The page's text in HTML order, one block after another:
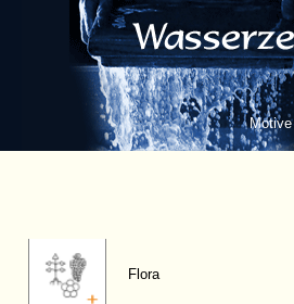
Motive
Figuren, anthropomorphe
Fauna
Flora